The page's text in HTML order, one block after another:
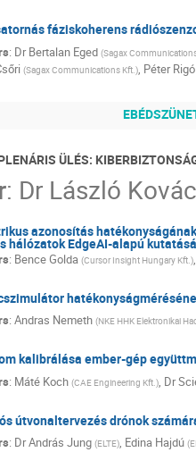
fáziskoherens
: DrBertalan Eged (Sagax
(Sagax Communications Kft.), Péter Rigó
ÜLÉS:
: Dr László
azonosítás
hálózatok EdgeAI-alapú
: Bence Golda (Cursor Insight Hungary Kft.)
:Andras Nemeth (NKE HHK Elektronikai
kalibrálása ember-gép
: Máté Koch (CAE Engineering Kft.), Dr
útvonaltervezés drónok
: DrAndrás Jung (ELTE), Edina Hajdú (